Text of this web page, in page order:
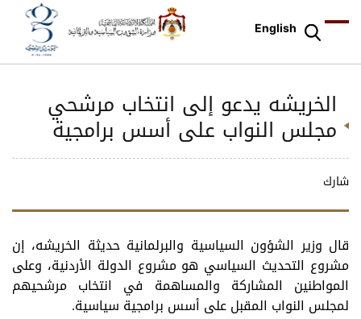
English
الخريشه يدعو إلى انتخاب مرشحي
مجلس النواب على أسس برامجية
شارك
قال وزير الشؤون السياسية والبرلمانية حديثة الخريشه، إن
مشروع التحديث السياسي هو مشروع الدولة الأردنية، وعلى
المواطنين المشاركة والمساهمة في انتخاب مرشحيهم
لمجلس النواب المقبل على أسس برامجية سياسية.